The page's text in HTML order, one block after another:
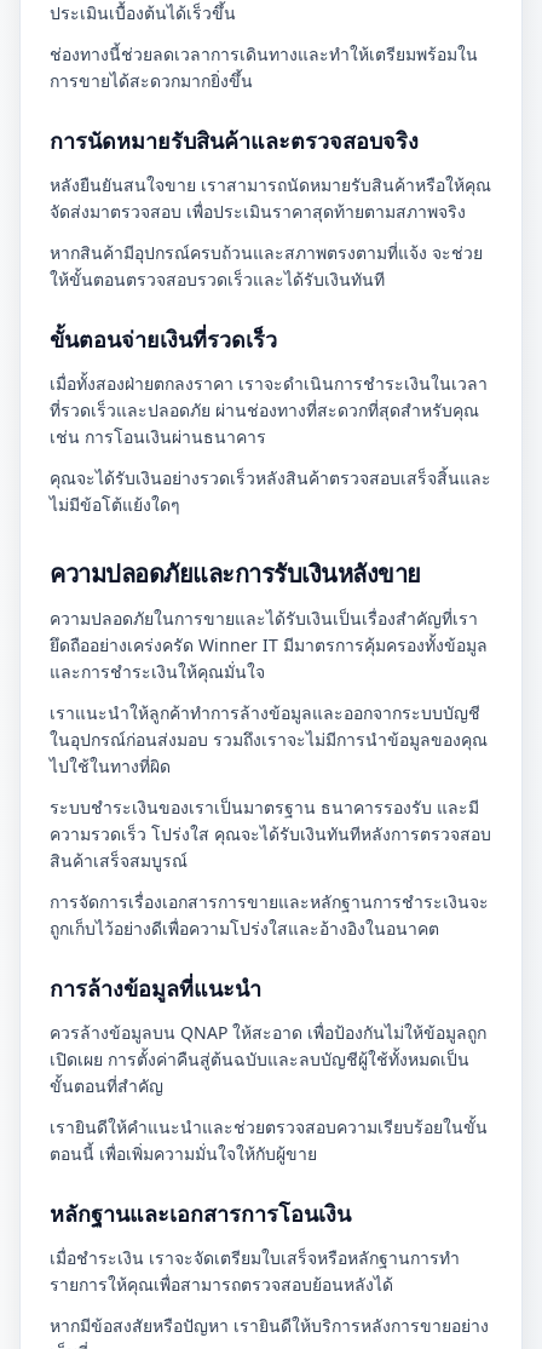
ประเมินเบื้องต้นได้เร็วขึ้น
ช่องทางนี้ช่วยลดเวลาการเดินทางและทำให้เตรียมพร้อมใน
การขายได้สะดวกมากยิ่งขึ้น
การนัดหมายรับสินค้าและตรวจสอบจริง
หลังยืนยันสนใจขาย เราสามารถนัดหมายรับสินค้าหรือให้คุณ
จัดส่งมาตรวจสอบ เพื่อประเมินราคาสุดท้ายตามสภาพจริง
หากสินค้ามีอุปกรณ์ครบถ้วนและสภาพตรงตามที่แจ้ง จะช่วย
ให้ขั้นตอนตรวจสอบรวดเร็วและได้รับเงินทันที
ขั้นตอนจ่ายเงินที่รวดเร็ว
เมื่อทั้งสองฝ่ายตกลงราคา เราจะดำเนินการชำระเงินในเวลา
ที่รวดเร็วและปลอดภัย ผ่านช่องทางที่สะดวกที่สุดสำหรับคุณ
เช่น การโอนเงินผ่านธนาคาร
คุณจะได้รับเงินอย่างรวดเร็วหลังสินค้าตรวจสอบเสร็จสิ้นและ
ไม่มีข้อโต้แย้งใดๆ
ความปลอดภัยและการรับเงินหลังขาย
ความปลอดภัยในการขายและได้รับเงินเป็นเรื่องสำคัญที่เรา
ยึดถืออย่างเคร่งครัด Winner IT มีมาตรการคุ้มครองทั้งข้อมูล
และการชำระเงินให้คุณมั่นใจ
เราแนะนำให้ลูกค้าทำการล้างข้อมูลและออกจากระบบบัญชี
ในอุปกรณ์ก่อนส่งมอบ รวมถึงเราจะไม่มีการนำข้อมูลของคุณ
ไปใช้ในทางที่ผิด
ระบบชำระเงินของเราเป็นมาตรฐาน ธนาคารรองรับ และมี
ความรวดเร็ว โปร่งใส คุณจะได้รับเงินทันทีหลังการตรวจสอบ
สินค้าเสร็จสมบูรณ์
การจัดการเรื่องเอกสารการขายและหลักฐานการชำระเงินจะ
ถูกเก็บไว้อย่างดีเพื่อความโปร่งใสและอ้างอิงในอนาคต
การล้างข้อมูลที่แนะนำ
ควรล้างข้อมูลบน QNAP ให้สะอาด เพื่อป้องกันไม่ให้ข้อมูลถูก
เปิดเผย การตั้งค่าคืนสู่ต้นฉบับและลบบัญชีผู้ใช้ทั้งหมดเป็น
ขั้นตอนที่สำคัญ
เรายินดีให้คำแนะนำและช่วยตรวจสอบความเรียบร้อยในขั้น
ตอนนี้ เพื่อเพิ่มความมั่นใจให้กับผู้ขาย
หลักฐานและเอกสารการโอนเงิน
เมื่อชำระเงิน เราจะจัดเตรียมใบเสร็จหรือหลักฐานการทำ
รายการให้คุณเพื่อสามารถตรวจสอบย้อนหลังได้
หากมีข้อสงสัยหรือปัญหา เรายินดีให้บริการหลังการขายอย่าง